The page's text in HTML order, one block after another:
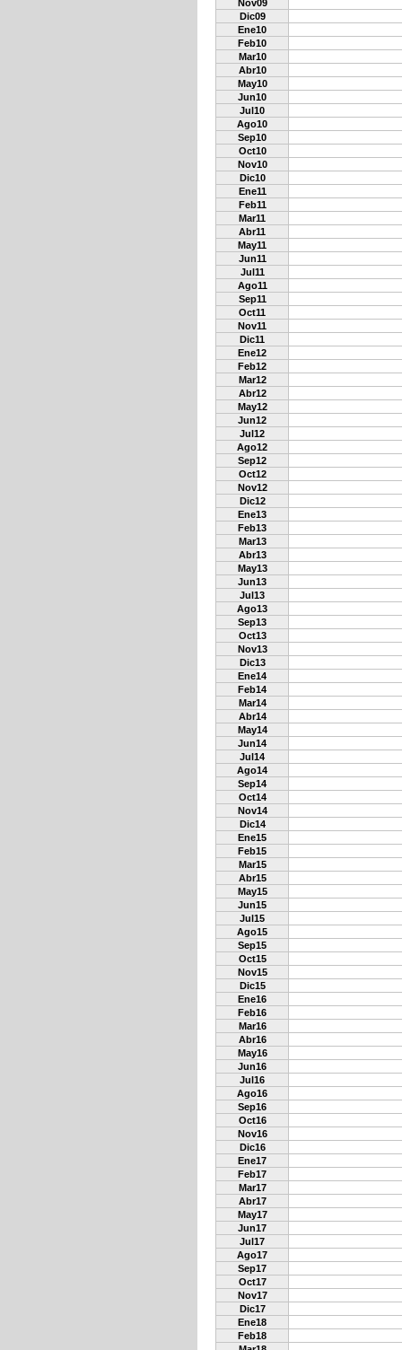
Nov09
Dic09
Ene10
Feb10
Mar10
Abr10
May10
Jun10
Jul10
Ago10
Sep10
Oct10
Nov10
Dic10
Ene11
Feb11
Mar11
Abr11
May11
Jun11
Jul11
Ago11
Sep11
Oct11
Nov11
Dic11
Ene12
Feb12
Mar12
Abr12
May12
Jun12
Jul12
Ago12
Sep12
Oct12
Nov12
Dic12
Ene13
Feb13
Mar13
Abr13
May13
Jun13
Jul13
Ago13
Sep13
Oct13
Nov13
Dic13
Ene14
Feb14
Mar14
Abr14
May14
Jun14
Jul14
Ago14
Sep14
Oct14
Nov14
Dic14
Ene15
Feb15
Mar15
Abr15
May15
Jun15
Jul15
Ago15
Sep15
Oct15
Nov15
Dic15
Ene16
Feb16
Mar16
Abr16
May16
Jun16
Jul16
Ago16
Sep16
Oct16
Nov16
Dic16
Ene17
Feb17
Mar17
Abr17
May17
Jun17
Jul17
Ago17
Sep17
Oct17
Nov17
Dic17
Ene18
Feb18